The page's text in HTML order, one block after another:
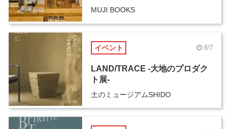
MUJI BOOKS
イベント 8/7
LAND/TRACE -大地のプロダク
ト展-
土のミュージアムSHIDO